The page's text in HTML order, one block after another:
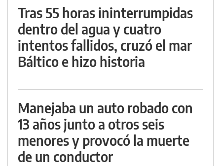
Tras 55 horas ininterrumpidas
dentro del agua y cuatro
intentos fallidos, cruzó el mar
Báltico e hizo historia
Manejaba un auto robado con
13 años junto a otros seis
menores y provocó la muerte
de un conductor